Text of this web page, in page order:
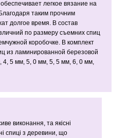
легкое вязание на
таким прочним
долгое время. В состав
по размеру съемних спиц
коробочке. В комплект
из ламинированной березовой
4, 5 мм, 5, 0 мм, 5, 5 мм, 6, 0 мм,
виконання, та якісні
спиці з деревини, що